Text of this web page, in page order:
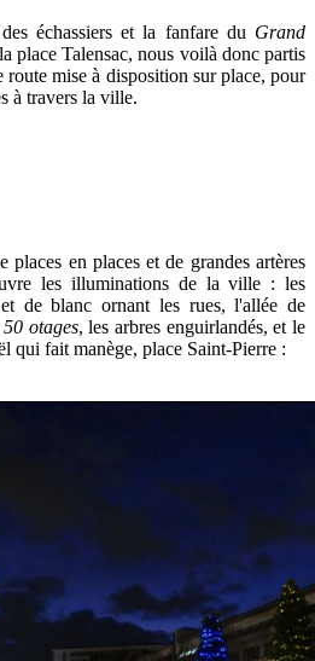
échassiers et la fanfare du Grand
place Talensac, nous voilà donc partis
mise à disposition sur place, pour
à travers la ville.
places en places et de grandes artères
les illuminations de la ville : les
de blanc ornant les rues, l'allée de
otages, les arbres enguirlandés, et le
qui fait manège, place Saint-Pierre :